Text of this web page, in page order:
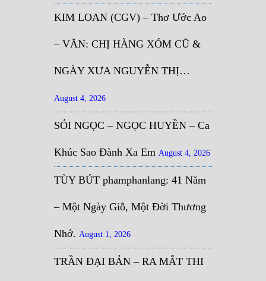
KIM LOAN (CGV) – Thơ Ước Ao
– VĂN: CHỊ HÀNG XÓM CŨ &
NGÀY XƯA NGUYỄN THỊ…
August 4, 2026
SỎI NGỌC – NGỌC HUYỀN – Ca
Khúc Sao Đành Xa Em August 4, 2026
TÙY BÚT phamphanlang: 41 Năm
– Một Ngày Giỗ, Một Đời Thương
Nhớ. August 1, 2026
TRẦN ĐẠI BẢN – RA MẮT THI